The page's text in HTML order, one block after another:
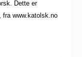
Dette er
fra www.katolsk.no